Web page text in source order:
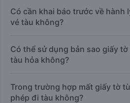
Có cần khai báo trước về hành
vé tàu không?
Có thể sử dụng bản sao giấy
tàu hỏa không?
Trong trường hợp mất giấy tờ
phép đi tàu không?